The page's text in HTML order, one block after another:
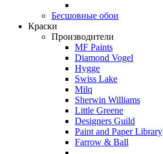
Бесшовные обои
Краски
Производители
MF Paints
Diamond Vogel
Hygge
Swiss Lake
Milq
Sherwin Williams
Little Greene
Designers Guild
Paint and Paper Library
Farrow & Ball